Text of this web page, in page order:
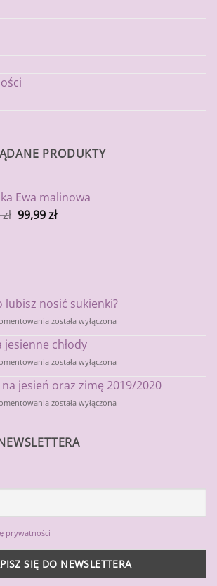
PRODUKTY
Ewa malinowa
zł 99,99zł
lubisz nosić sukienki?
Dlaczego
nosić
została wyłączona
jesienne chłody
Kurtki
jesienne
została wyłączona
na jesień oraz zimę 2019/2020
Płaszcze
oraz
zimę
została wyłączona
prywatności